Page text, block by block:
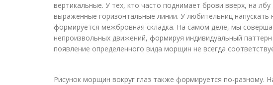
вертикальные. У тех, кто часто поднимает брови вверх, на
выраженные горизонтальные линии. У любительниц напускать
формируется межбровная складка. На самом деле, мы
непроизвольных движений, формируя индивидуальный
появление определенного вида морщин не всегда
Рисунок морщин вокруг глаз также формируется по-разному.